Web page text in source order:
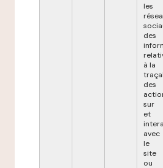
les
des
à la
des
sur
et
avec
le
site
ou